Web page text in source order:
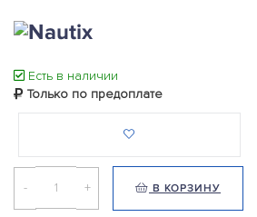
Есть в наличии
Только по предоплате
- + В КОРЗИНУ